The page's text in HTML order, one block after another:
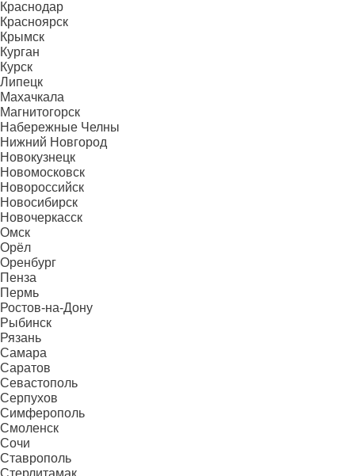
Краснодар
Красноярск
Крымск
Курган
Курск
Липецк
Махачкала
Магнитогорск
Набережные Челны
Нижний Новгород
Новокузнецк
Новомосковск
Новороссийск
Новосибирск
Новочеркасск
Омск
Орёл
Оренбург
Пенза
Пермь
Ростов-на-Дону
Рыбинск
Рязань
Самара
Саратов
Севастополь
Серпухов
Симферополь
Смоленск
Сочи
Ставрополь
Стерлитамак